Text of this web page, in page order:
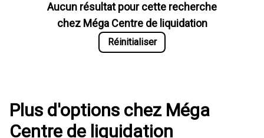
Aucun résultat pour cette recherche
chez Méga Centre de liquidation
Réinitialiser
Plus d'options chez Méga
Centre de liquidation